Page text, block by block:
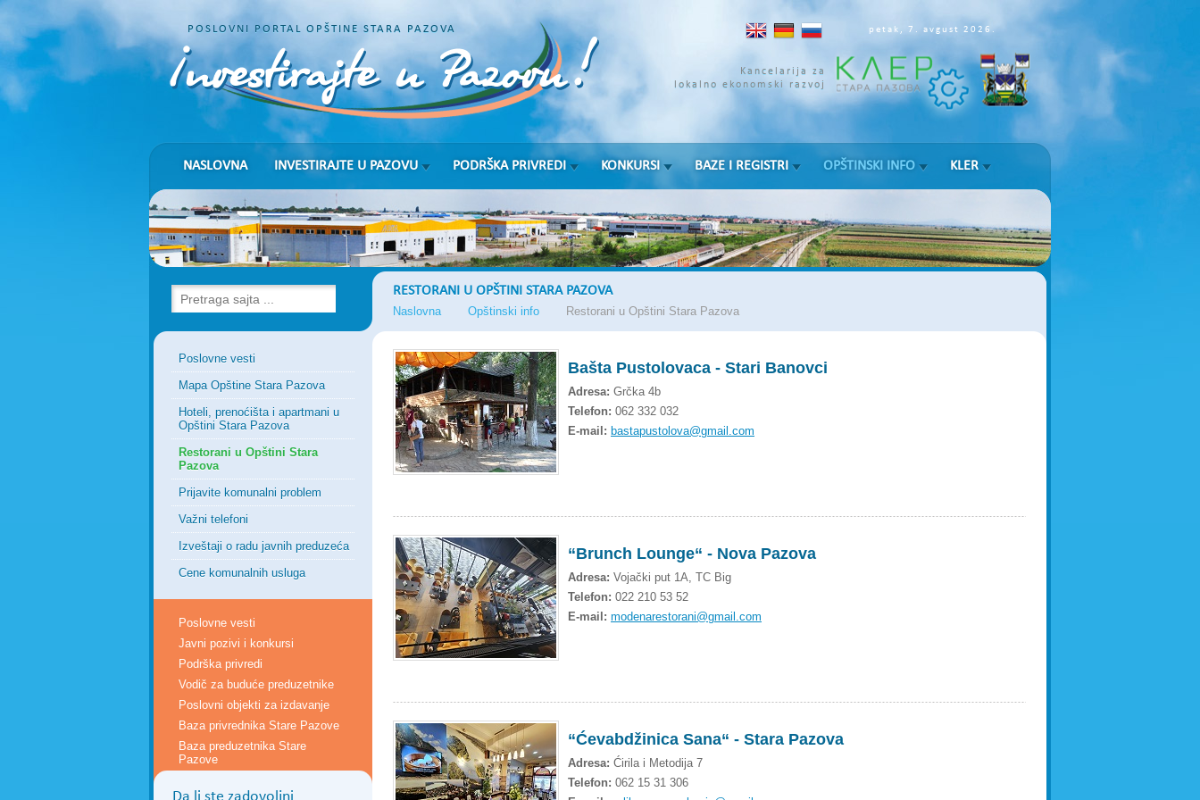
POSLOVNI PORTAL OPŠTINE STARA PAZOVA
Kancelarija za
lokalno ekonomski razvoj
petak, 7. avgust 2026.
NASLOVNA INVESTIRAJTE U PAZOVU PODRŠKA PRIVREDI KONKURSI BAZE I REGISTRI OPŠTINSKI INFO KLER
Poslovne vesti
Mapa Opštine Stara Pazova
Hoteli, prenoćišta i apartmani u
Opštini Stara Pazova
Restorani u Opštini Stara
Pazova
Prijavite komunalni problem
Važni telefoni
Izveštaji o radu javnih preduzeća
Cene komunalnih usluga
Poslovne vesti
Javni pozivi i konkursi
Podrška privredi
Vodič za buduće preduzetnike
Poslovni objekti za izdavanje
Baza privrednika Stare Pazove
Baza preduzetnika Stare
Pazove
RESTORANI U OPŠTINI STARA PAZOVA
Naslovna Opštinski info Restorani u Opštini Stara Pazova
Bašta Pustolovaca - Stari Banovci
Adresa: Grčka 4b
Telefon: 062 332 032
E-mail: bastapustolova@gmail.com
“Brunch Lounge“ - Nova Pazova
Adresa: Vojački put 1A, TC Big
Telefon: 022 210 53 52
E-mail: modenarestorani@gmail.com
“Ćevabdžinica Sana“ - Stara Pazova
Adresa: Ćirila i Metodija 7
Telefon: 062 15 31 306